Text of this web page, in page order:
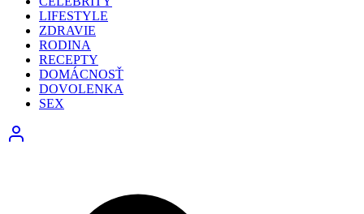
LIFESTYLE
ZDRAVIE
RODINA
RECEPTY
DOMÁCNOSŤ
DOVOLENKA
SEX